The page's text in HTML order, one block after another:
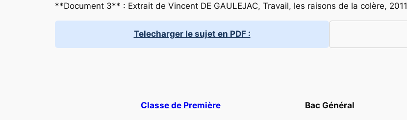
**Document 3** : Extrait de Vincent DE GAULEJAC, Travail, les raisons de la colère, 2011
Telecharger le sujet en PDF :
Classe de Première Bac Général